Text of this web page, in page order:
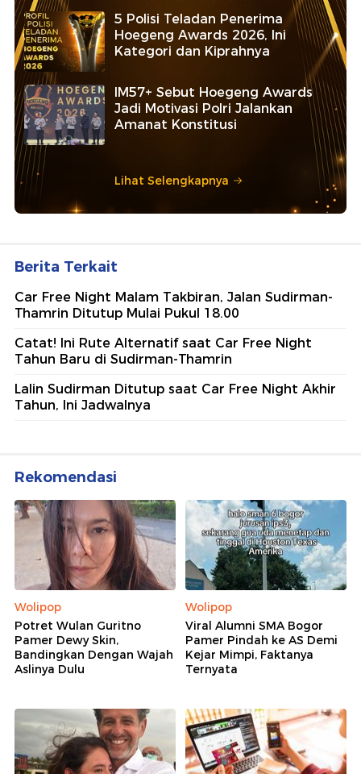
5 Polisi Teladan Penerima
Hoegeng Awards 2026, Ini
Kategori dan Kiprahnya
IM57+ Sebut Hoegeng Awards
Jadi Motivasi Polri Jalankan
Amanat Konstitusi
Lihat Selengkapnya
Berita Terkait
Car Free Night Malam Takbiran, Jalan Sudirman-
Thamrin Ditutup Mulai Pukul 18.00
Catat! Ini Rute Alternatif saat Car Free Night
Tahun Baru di Sudirman-Thamrin
Lalin Sudirman Ditutup saat Car Free Night Akhir
Tahun, Ini Jadwalnya
Rekomendasi
Wolipop
Potret Wulan Guritno
Pamer Dewy Skin,
Bandingkan Dengan Wajah
Aslinya Dulu
Wolipop
Viral Alumni SMA Bogor
Pamer Pindah ke AS Demi
Kejar Mimpi, Faktanya
Ternyata